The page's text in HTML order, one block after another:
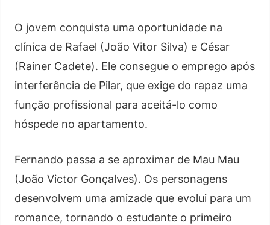
O jovem conquista uma oportunidade na
clínica de Rafael (João Vitor Silva) e César
(Rainer Cadete). Ele consegue o emprego após
interferência de Pilar, que exige do rapaz uma
função profissional para aceitá-lo como
hóspede no apartamento.
Fernando passa a se aproximar de Mau Mau
(João Victor Gonçalves). Os personagens
desenvolvem uma amizade que evolui para um
romance, tornando o estudante o primeiro